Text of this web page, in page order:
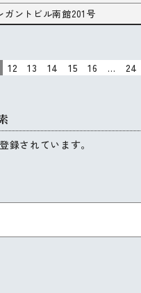
ントビル南館201号
12 13 14 15 16 … 24
録されています。